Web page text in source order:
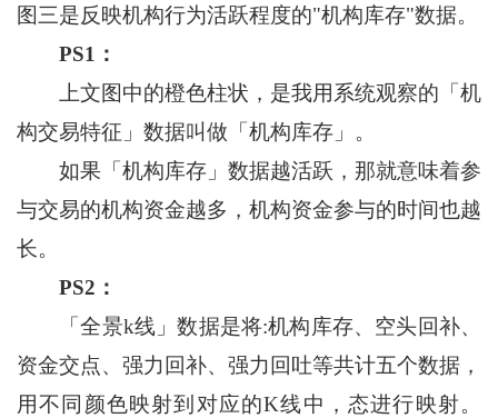
图三是反映机构行为活跃程度的"机构库存"数据。
PS1：
上文图中的橙色柱状，是我用系统观察的「机
构交易特征」数据叫做「机构库存」。
如果「机构库存」数据越活跃，那就意味着参
与交易的机构资金越多，机构资金参与的时间也越
长。
PS2：
「全景k线」数据是将:机构库存、空头回补、
资金交点、强力回补、强力回吐等共计五个数据，
用不同颜色映射到对应的K线中，态进行映射。